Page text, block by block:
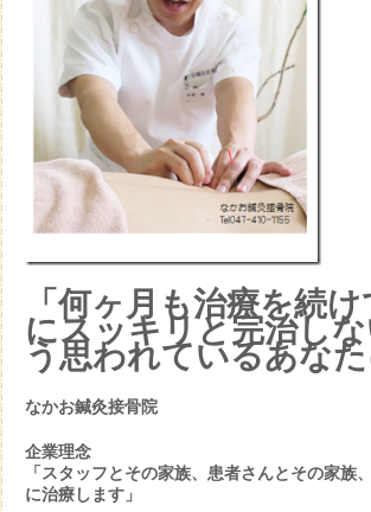
「何ヶ月も治療を続
にスッキリと完治し
う思われているあなた
なかお鍼灸接骨院
企業理念
「スタッフとその家族、患者さんとその家族
に治療します」